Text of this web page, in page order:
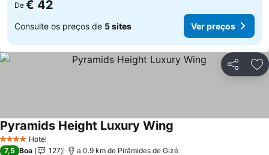
De € 42
Consulte os preços de 5 sites Ver preços
Partilhar
4 EstrelasHotel
Pyramids Height Luxury Wing
7,5 Boa 127 a 0.9 km de Pirâmides de Gizé